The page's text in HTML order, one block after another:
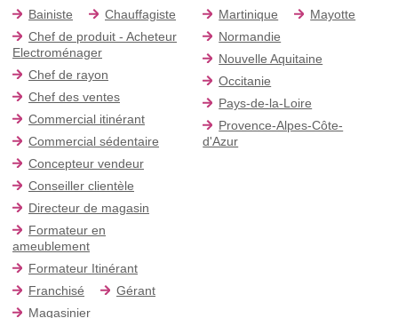
Bainiste
Chauffagiste
Chef de produit - Acheteur
Electroménager
Chef de rayon
Chef des ventes
Commercial itinérant
Commercial sédentaire
Concepteur vendeur
Conseiller clientèle
Directeur de magasin
Formateur en
ameublement
Formateur Itinérant
Franchisé
Gérant
Magasinier
Martinique
Mayotte
Normandie
Nouvelle Aquitaine
Occitanie
Pays-de-la-Loire
Provence-Alpes-Côte-
d'Azur